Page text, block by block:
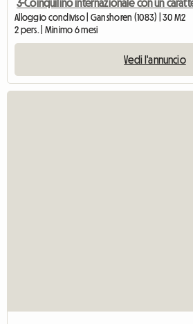
3-Coinquilino internazionale con un
Alloggio condiviso | Ganshoren (1083) | 30 M2
2 pers. | Minimo 6 mesi
Vedi l'annuncio